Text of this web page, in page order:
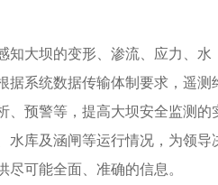
知大坝的变形、渗流、应力、水
据系统数据传输体制要求，遥测
、预警等，提高大坝安全监测的
水库及涵闸等运行情况，为领导
可能全面、准确的信息。